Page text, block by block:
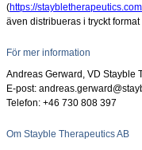
(https://
även distribueras i tryckt
För mer information
Andreas Gerward, VD Stayble
E-post:
Telefon: +46 730 808 397
Om Stayble Therapeutics AB